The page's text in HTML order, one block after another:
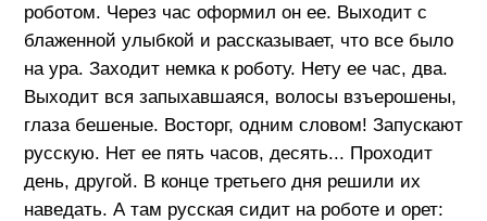
роботом. Через час оформил он ее. Выходит с
блаженной улыбкой и рассказывает, что все было
на ура. Заходит немка к роботу. Нету ее час, два.
Выходит вся запыхавшаяся, волосы взъерошены,
глаза бешеные. Восторг, одним словом! Запускают
русскую. Нет ее пять часов, десять... Проходит
день, другой. В конце третьего дня решили их
наведать. А там русская сидит на роботе и орет: